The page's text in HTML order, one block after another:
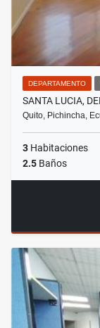
DEPARTAMENTO
SANTA LUCIA,
Quito, Pichincha,
3 Habitaciones
2.5 Baños